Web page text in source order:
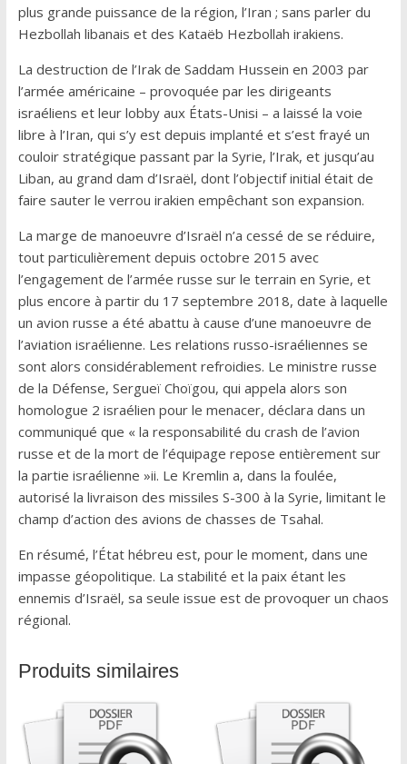
plus grande puissance de la région, l’Iran ; sans parler du
Hezbollah libanais et des Kataëb Hezbollah irakiens.
La destruction de l’Irak de Saddam Hussein en 2003 par
l’armée américaine – provoquée par les dirigeants
israéliens et leur lobby aux États-Unisi – a laissé la voie
libre à l’Iran, qui s’y est depuis implanté et s’est frayé un
couloir stratégique passant par la Syrie, l’Irak, et jusqu’au
Liban, au grand dam d’Israël, dont l’objectif initial était de
faire sauter le verrou irakien empêchant son expansion.
La marge de manoeuvre d’Israël n’a cessé de se réduire,
tout particulièrement depuis octobre 2015 avec
l’engagement de l’armée russe sur le terrain en Syrie, et
plus encore à partir du 17 septembre 2018, date à laquelle
un avion russe a été abattu à cause d’une manoeuvre de
l’aviation israélienne. Les relations russo-israéliennes se
sont alors considérablement refroidies. Le ministre russe
de la Défense, Sergueï Choïgou, qui appela alors son
homologue 2 israélien pour le menacer, déclara dans un
communiqué que « la responsabilité du crash de l’avion
russe et de la mort de l’équipage repose entièrement sur
la partie israélienne »ii. Le Kremlin a, dans la foulée,
autorisé la livraison des missiles S-300 à la Syrie, limitant le
champ d’action des avions de chasses de Tsahal.
En résumé, l’État hébreu est, pour le moment, dans une
impasse géopolitique. La stabilité et la paix étant les
ennemis d’Israël, sa seule issue est de provoquer un chaos
régional.
Produits similaires